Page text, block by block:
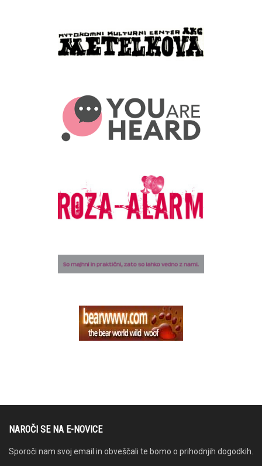
NAROČI SE NA E-NOVICE
Sporoči nam svoj email in obveščali te bomo o prihodnjih dogodkih.